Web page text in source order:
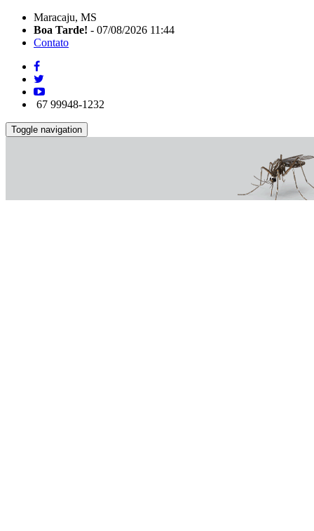
Maracaju, MS
Boa Tarde! - 07/08/2026 11:44
Contato
67 99948-1232
Toggle navigation